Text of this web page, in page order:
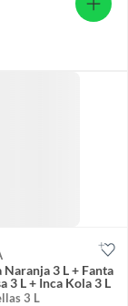
Naranja 3 L + Fanta
3 L + Inca Kola 3 L
3 L